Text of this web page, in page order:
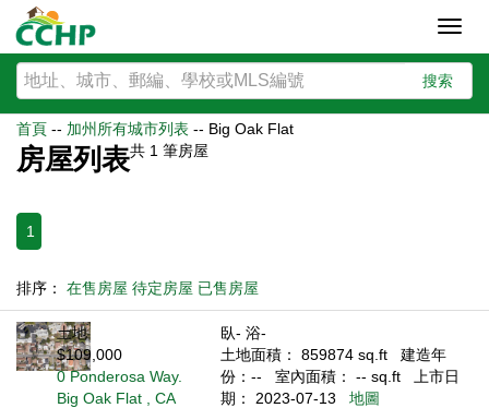
搜索
首頁 -- 加州所有城市列表 -- Big Oak Flat
房屋列表共 1 筆房屋
1
排序： 在售房屋 待定房屋 已售房屋
土地
$109,000
0 Ponderosa Way.
Big Oak Flat , CA
臥- 浴-
土地面積： 859874 sq.ft
建造年
份：--
室內面積： -- sq.ft
上市日
期： 2023-07-13
地圖